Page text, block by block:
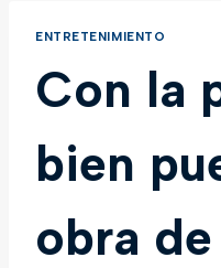
ENTRETENIMIENTO
Con la
bien
obra